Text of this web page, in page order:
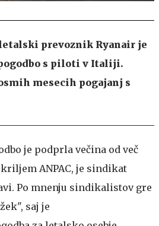
prevoznik Ryanair je
s piloti v Italiji.
mesecih pogajanj s
je podprla večina od več
ANPAC, je sindikat
Po mnenju sindikalistov gre
saj je